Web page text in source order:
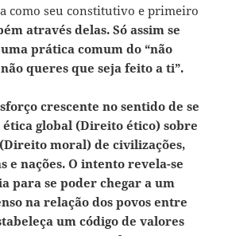
como seu constitutivo e primeiro
através delas. Só assim se
prática comum do “não
queres que seja feito a ti”.
crescente no sentido de se
global (Direito ético) sobre
moral) de civilizações,
e nações. O intento revela-se
para se poder chegar a um
na relação dos povos entre
um código de valores